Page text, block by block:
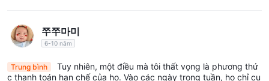
Đòn bẩy có thể phóng đại lợi nhuận của bạn, nhưng nó cũng có
với bạn, bạn có thể mất nhiều tiền hơn số tiền bạn đã gửi.
쭈쭈마미
6-10 năm
Trung bình
Tuy nhiên, một điều mà tôi thất vọng là phương thứ
c thanh toán hạn chế của họ. Vào các ngày trong tuần, họ chỉ cu